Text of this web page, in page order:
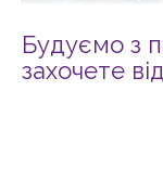
Будуємо з
захочете